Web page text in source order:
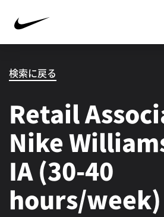
検索に戻る
Retail
Nike
IA (30-40
hours/week)